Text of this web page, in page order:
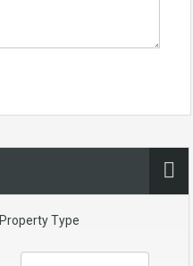
Property Type